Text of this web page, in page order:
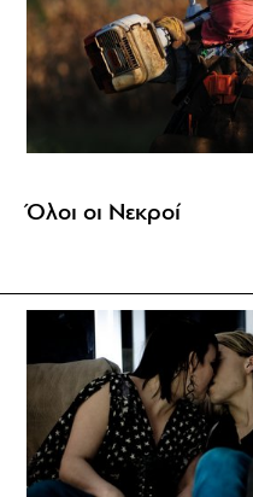
Όλοι οι Νεκροί